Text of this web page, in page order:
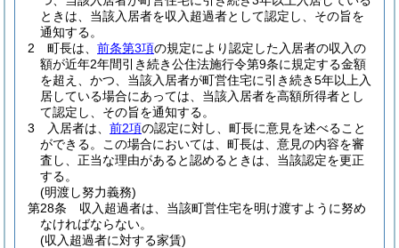
ときは、当該入居者を収入超過者として認定し、その旨を
通知する。
2
町長は、 前条第3項の規定により認定した入居者の収入の
額が近年2年間引き続き公住法施行令第9条に規定する金額
を超え、かつ、当該入居者が町営住宅に引き続き5年以上入
居している場合にあっては、当該入居者を高額所得者とし
て認定し、その旨を通知する。
3
入居者は、 前2項の認定に対し、町長に意見を述べること
ができる。
この場合においては、町長は、意見の内容を審
査し、正当な理由があると認めるときは、当該認定を更正
する。
(明渡し努力義務)
第28条
収入超過者は、当該町営住宅を明け渡すように努め
なければならない。
(収入超過者に対する家賃)